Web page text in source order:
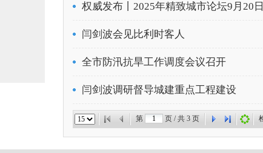
权威发布丨2025年精致城市论坛9月20
闫剑波会见比利时客人
全市防汛抗旱工作调度会议召开
闫剑波调研督导城建重点工程建设
第 页 / 共 3 页